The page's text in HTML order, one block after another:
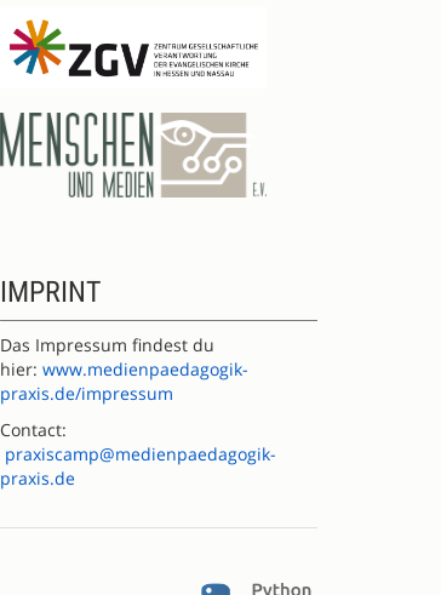
IMPRINT
Das Impressum findest du
hier: www.medienpaedagogik-
praxis.de/impressum
Contact:
praxiscamp@medienpaedagogik-
praxis.de